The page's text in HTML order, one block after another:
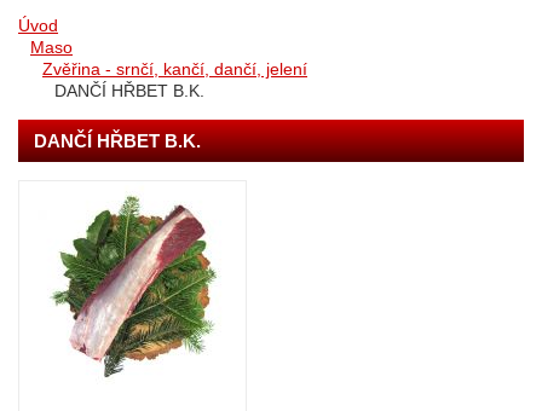
Úvod
Maso
Zvěřina - srnčí, kančí, dančí, jelení
DANČÍ HŘBET B.K.
DANČÍ HŘBET B.K.